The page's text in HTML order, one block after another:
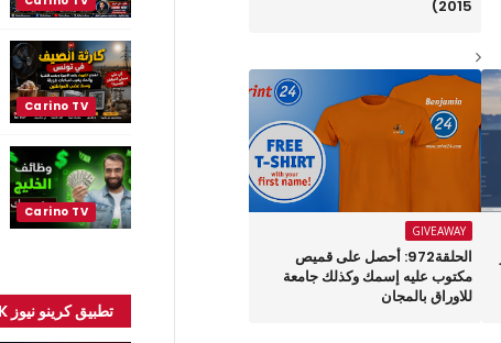
2015)
GIVEAWAY
الحلقة972: أحصل على قميص
مكتوب عليه إسمك وكذلك جامعة
للاوراق بالمجان
تطبيق كرينو نيوز CARINONEWS APK